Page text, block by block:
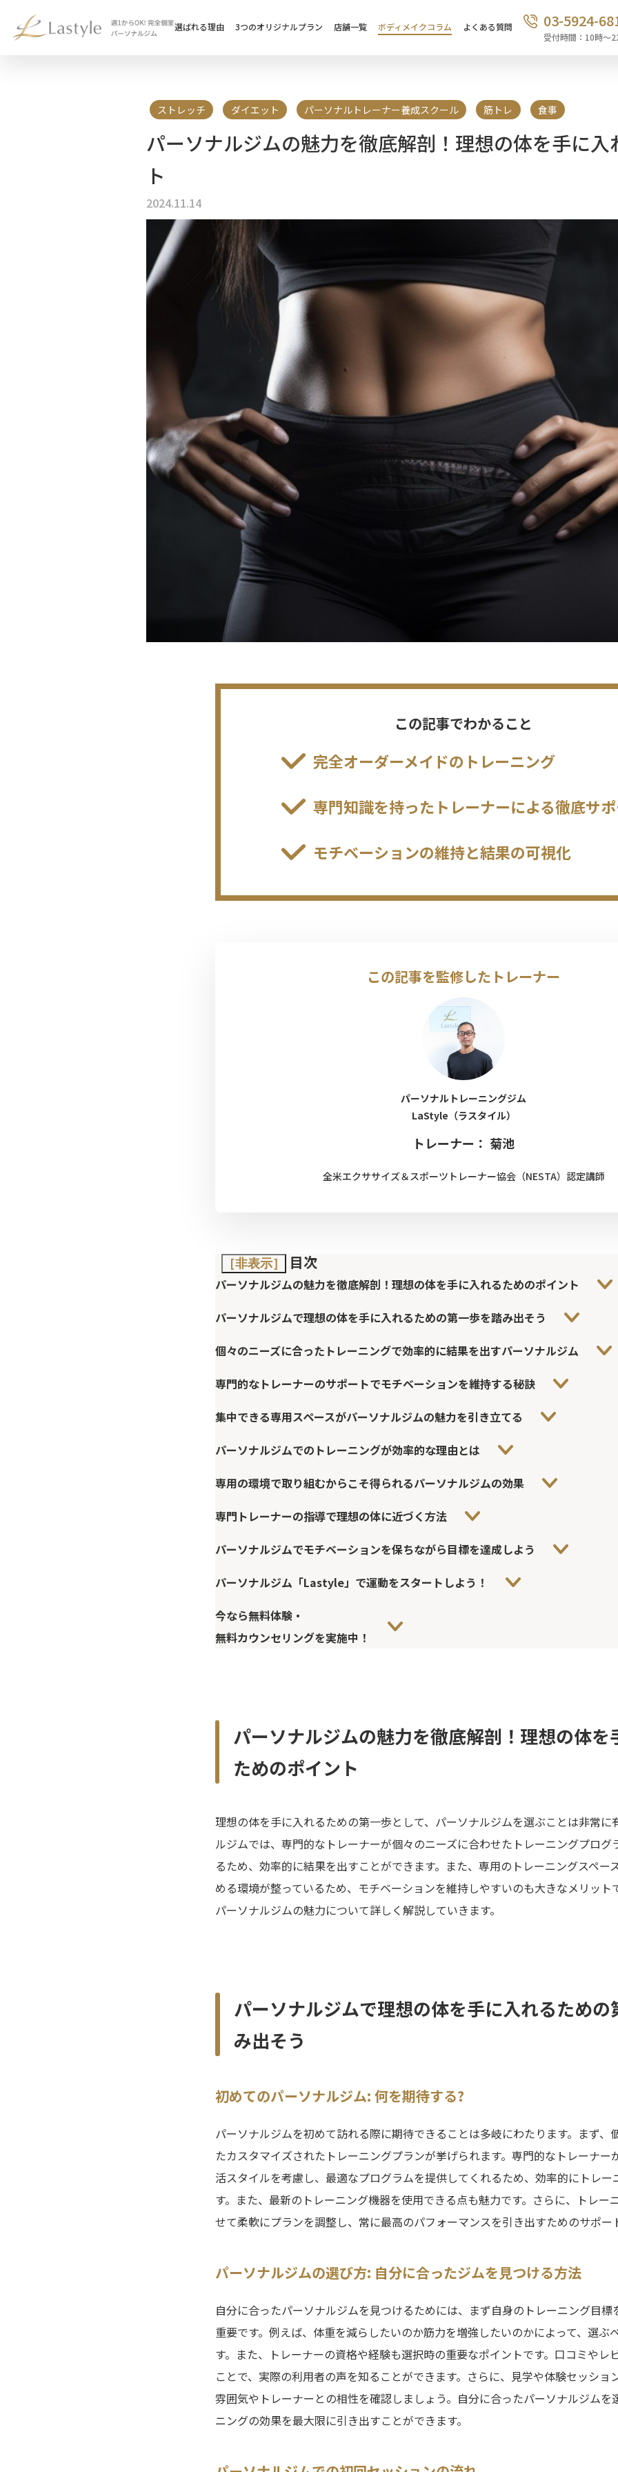
選ばれる理由 3つのオリジナルプラン 店舗一覧 ボディメイクコラム よくある質問 03-5924-
受付時間：10時〜
ストレッチ ダイエット パーソナルトレーナー養成スクール 筋トレ 食事
パーソナルジムの魅力を徹底解剖！理想の体を手に
ト
2024.11.14
この記事でわかること
完全オーダーメイドのトレーニング
専門知識を持ったトレーナーによる徹底サ
モチベーションの維持と結果の可視化
この記事を監修したトレーナー
パーソナルトレーニングジム
LaStyle（ラスタイル）
トレーナー： 菊池
全米エクササイズ＆スポーツトレーナー協会（NESTA）認定講師
［非表示］ 目次
パーソナルジムの魅力を徹底解剖！理想の体を手に入れるためのポイント
パーソナルジムで理想の体を手に入れるための第一歩を踏み出そう
個々のニーズに合ったトレーニングで効率的に結果を出すパーソナルジム
専門的なトレーナーのサポートでモチベーションを維持する秘訣
集中できる専用スペースがパーソナルジムの魅力を引き立てる
パーソナルジムでのトレーニングが効率的な理由とは
専用の環境で取り組むからこそ得られるパーソナルジムの効果
専門トレーナーの指導で理想の体に近づく方法
パーソナルジムでモチベーションを保ちながら目標を達成しよう
パーソナルジム「Lastyle」で運動をスタートしよう！
今なら無料体験・
無料カウンセリングを実施中！
パーソナルジムの魅力を徹底解剖！理想の体を
ためのポイント
理想の体を手に入れるための第一歩として、パーソナルジムを選ぶことは非常に
ルジムでは、専門的なトレーナーが個々のニーズに合わせたトレーニングプログ
るため、効率的に結果を出すことができます。また、専用のトレーニングスペー
める環境が整っているため、モチベーションを維持しやすいのも大きなメリット
パーソナルジムの魅力について詳しく解説していきます。
パーソナルジムで理想の体を手に入れるための
み出そう
初めてのパーソナルジム: 何を期待する?
パーソナルジムを初めて訪れる際に期待できることは多岐にわたります。まず、
たカスタマイズされたトレーニングプランが挙げられます。専門的なトレーナー
活スタイルを考慮し、最適なプログラムを提供してくれるため、効率的にトレー
す。また、最新のトレーニング機器を使用できる点も魅力です。さらに、トレー
せて柔軟にプランを調整し、常に最高のパフォーマンスを引き出すためのサポー
パーソナルジムの選び方: 自分に合ったジムを見つける方法
自分に合ったパーソナルジムを見つけるためには、まず自身のトレーニング目標
重要です。例えば、体重を減らしたいのか筋力を増強したいのかによって、選ぶ
す。また、トレーナーの資格や経験も選択時の重要なポイントです。口コミやレ
ことで、実際の利用者の声を知ることができます。さらに、見学や体験セッショ
雰囲気やトレーナーとの相性を確認しましょう。自分に合ったパーソナルジムを
ニングの効果を最大限に引き出すことができます。